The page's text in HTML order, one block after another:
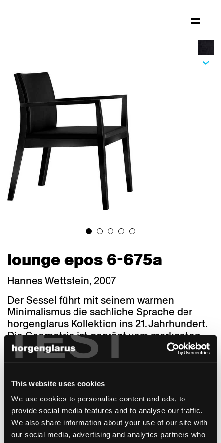
TEST
This website uses cookies
We use cookies to personalise content and ads, to
provide social media features and to analyse our traffic.
We also share information about your use of our site with
our social media, advertising and analytics partners who
lounge epos 6-675a
Hannes Wettstein, 2007
Der Sessel führt mit seinem warmen
Minimalismus die sachliche Sprache der
horgenglarus Kollektion ins 21. Jahrhundert.
Die Geometrie ist geprägt vom markanten
Schwung der Rückenlehne und Hinterbeine.
Durch die unterschiedlichen Sitzbreiten, -
sich Lounge für viele Zwecke und
Architekturstile. Eine Kantine braucht einen
anderen Sessel als ein Café, Bistro oder ein
edles Restaurant. Ein Ratssaal oder
Boardroom stellt andere Anforderungen als